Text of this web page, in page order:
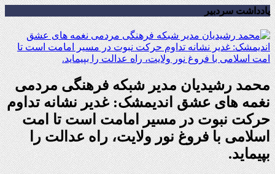
یادداشت سردبیر
محمد رشیدیان مدیر شبکه فرهنگی مردمی
نغمه های عشق اندیمشک: غدیر نشانه تداوم
حرکت نبوت در مسیر امامت است تا امت
اسلامی با فروغ نور ولایت، راه عدالت را
بپیماید.